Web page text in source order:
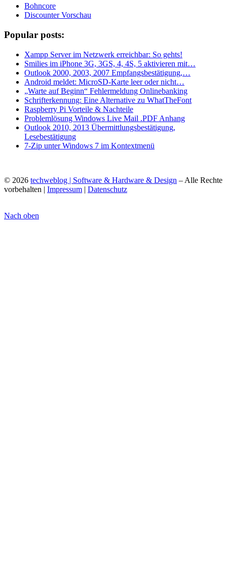
Bohncore
Discounter Vorschau
Popular posts:
Xampp Server im Netzwerk erreichbar: So gehts!
Smilies im iPhone 3G, 3GS, 4, 4S, 5 aktivieren mit…
Outlook 2000, 2003, 2007 Empfangsbestätigung,…
Android meldet: MicroSD-Karte leer oder nicht…
„Warte auf Beginn“ Fehlermeldung Onlinebanking
Schrifterkennung: Eine Alternative zu WhatTheFont
Raspberry Pi Vorteile & Nachteile
Problemlösung Windows Live Mail .PDF Anhang
Outlook 2010, 2013 Übermittlungsbestätigung,
Lesebestätigung
7-Zip unter Windows 7 im Kontextmenü
© 2026 techweblog | Software & Hardware & Design – Alle Rechte
vorbehalten | Impressum | Datenschutz
Nach oben